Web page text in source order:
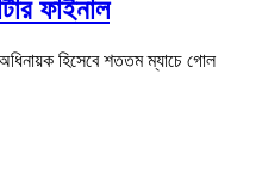
ফাইনাল
হিসেবে শততম ম্যাচে গোল